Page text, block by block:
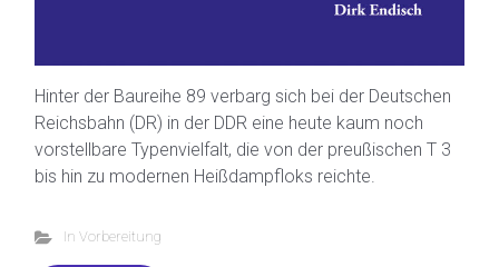
Hinter der Baureihe 89 verbarg sich bei der Deutschen
Reichsbahn (DR) in der DDR eine heute kaum noch
vorstellbare Typenvielfalt, die von der preußischen T 3
bis hin zu modernen Heißdampfloks reichte.
In Vorbereitung